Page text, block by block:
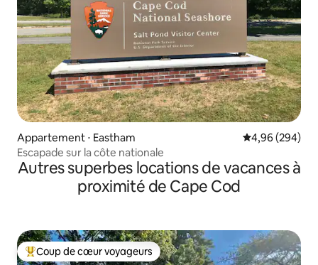
Appartement ⋅ Eastham Évaluation
4,96 (294)
Escapade sur la côte nationale
Autres superbes locations de vacances à
proximité de Cape Cod
Coups de cœur voyageurs les plus appréciés
Coup de cœur voyageurs